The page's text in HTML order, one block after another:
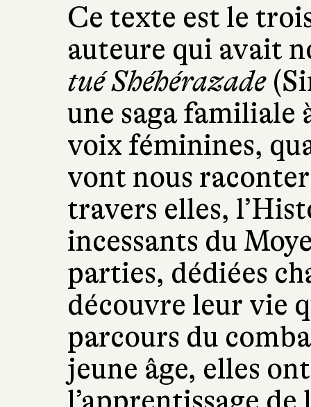
Ce texte est le
auteure qui avait
tué Shéhérazade
une saga familiale
voix féminines,
vont nous
travers elles,
incessants du
parties, dédiées
découvre leur vie
parcours du
jeune âge, elles